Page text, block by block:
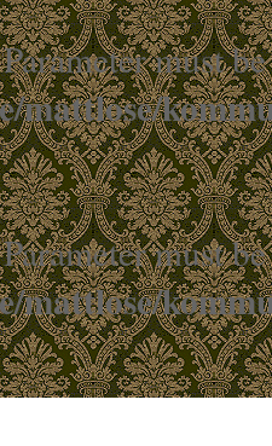
must
mattlose/
must
mattlose/